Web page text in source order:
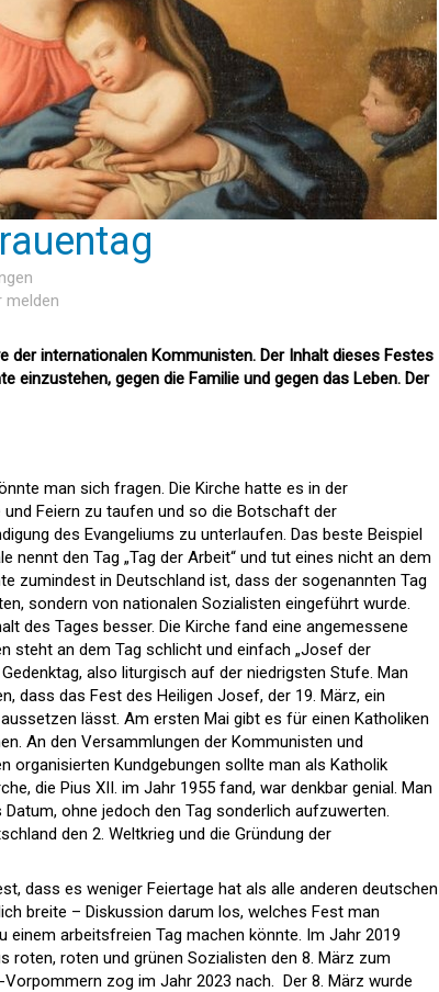
melden
der internationalen Kommunisten. Der Inhalt dieses Festes
einzustehen, gegen die Familie und gegen das Leben. Der
man sich fragen. Die Kirche hatte es in der
Feiern zu taufen und so die Botschaft der
des Evangeliums zu unterlaufen. Das beste Beispiel
nennt den Tag „Tag der Arbeit“ und tut eines nicht an dem
zumindest in Deutschland ist, dass der sogenannten Tag
sondern von nationalen Sozialisten eingeführt wurde.
des Tages besser. Die Kirche fand eine angemessene
steht an dem Tag schlicht und einfach „Josef der
also liturgisch auf der niedrigsten Stufe. Man
dass das Fest des Heiligen Josef, der 19. März, ein
lässt. Am ersten Mai gibt es für einen Katholiken
An den Versammlungen der Kommunisten und
organisierten Kundgebungen sollte man als Katholik
die Pius XII. im Jahr 1955 fand, war denkbar genial. Man
ohne jedoch den Tag sonderlich aufzuwerten.
den 2. Weltkrieg und die Gründung der
dass es weniger Feiertage hat als alle anderen deutschen
breite – Diskussion darum los, welches Fest man
einem arbeitsfreien Tag machen könnte. Im Jahr 2019
roten, roten und grünen Sozialisten den 8. März zum
zog im Jahr 2023 nach. Der 8. März wurde